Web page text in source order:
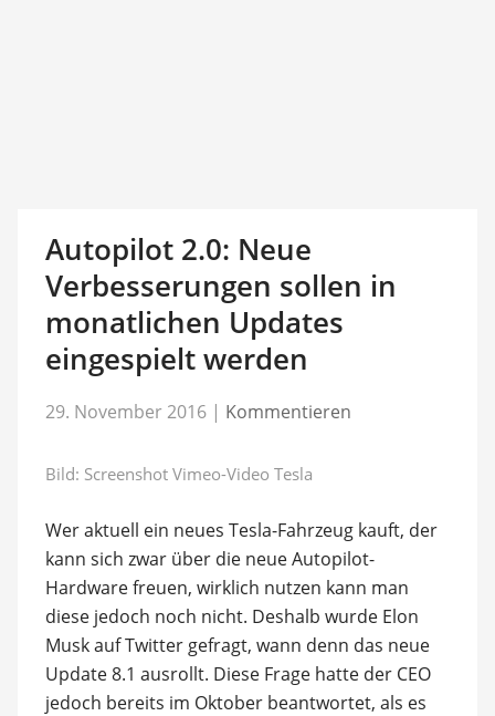
Autopilot 2.0: Neue
Verbesserungen sollen in
monatlichen Updates
eingespielt werden
29. November 2016 | Kommentieren
Bild: Screenshot Vimeo-Video Tesla
Wer aktuell ein neues Tesla-Fahrzeug kauft, der
kann sich zwar über die neue Autopilot-
Hardware freuen, wirklich nutzen kann man
diese jedoch noch nicht. Deshalb wurde Elon
Musk auf Twitter gefragt, wann denn das neue
Update 8.1 ausrollt. Diese Frage hatte der CEO
jedoch bereits im Oktober beantwortet, als es